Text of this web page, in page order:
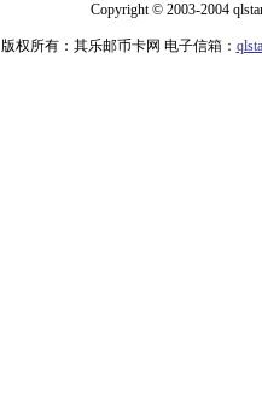
Copyright © 2003-2004
版权所有：其乐邮币卡网 电子信箱：